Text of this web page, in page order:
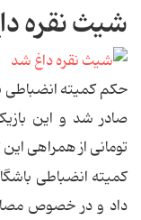
شیث نقره
حکم کمیته
تومانی از همراهی این تیم در 2 بازی
کمیته انضباطی
داد و در خصوص